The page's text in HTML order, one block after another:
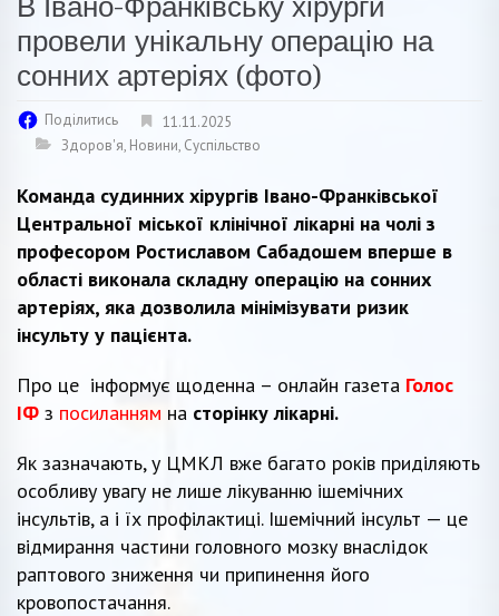
провели унікальну операцію на
сонних артеріях (фото)
Поділитись
11.11.2025
Здоров'я, Новини, Суспільство
Команда судинних хірургів Івано-Франківської
Центральної міської клінічної лікарні на чолі з
професором Ростиславом Сабадошем вперше в
області виконала складну операцію на сонних
артеріях, яка дозволила мінімізувати ризик
інсульту у пацієнта.
Про це інформує щоденна – онлайн газета Голос
ІФ з посиланням на сторінку лікарні.
Як зазначають, у ЦМКЛ вже багато років приділяють
особливу увагу не лише лікуванню ішемічних
інсультів, а і їх профілактиці. Ішемічний інсульт — це
відмирання частини головного мозку внаслідок
раптового зниження чи припинення його
кровопостачання.